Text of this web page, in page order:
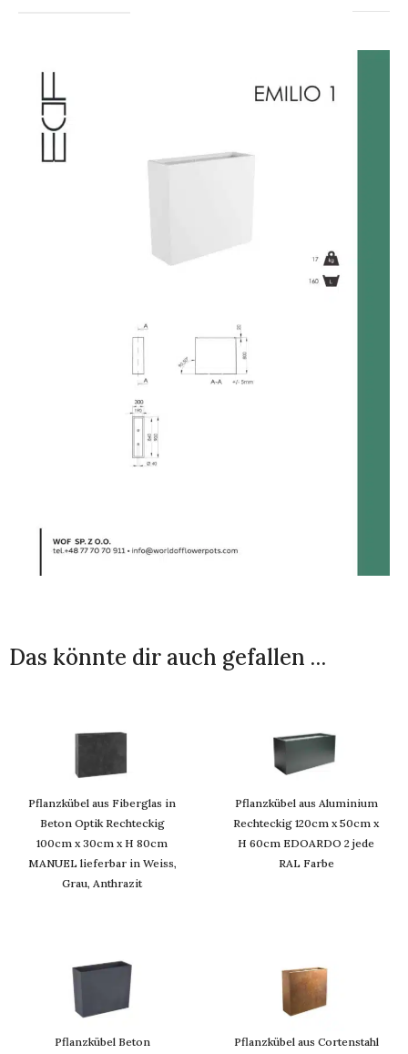
Das könnte dir auch gefallen …
Pflanzkübel aus Fiberglas in
Beton Optik Rechteckig
100cm x 30cm x H 80cm
MANUEL lieferbar in Weiss,
Grau, Anthrazit
Pflanzkübel aus Aluminium
Rechteckig 120cm x 50cm x
H 60cm EDOARDO 2 jede
RAL Farbe
Pflanzkübel Beton
Pflanzkübel aus Cortenstahl